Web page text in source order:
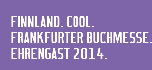
FINNLAND. COOL.
FRANKFURTER BUCHMESSE.
EHRENGAST 2014.